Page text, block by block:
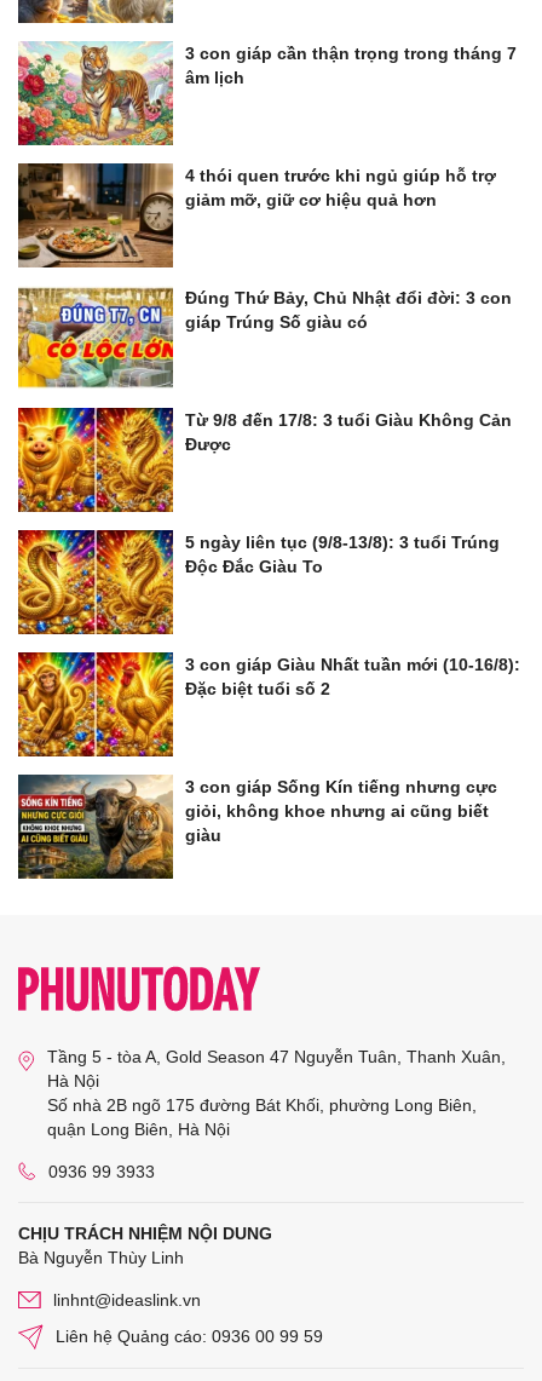
3 con giáp cần thận trọng trong tháng 7
âm lịch
4 thói quen trước khi ngủ giúp hỗ trợ
giảm mỡ, giữ cơ hiệu quả hơn
Đúng Thứ Bảy, Chủ Nhật đổi đời: 3 con
giáp Trúng Số giàu có
Từ 9/8 đến 17/8: 3 tuổi Giàu Không Cản
Được
5 ngày liên tục (9/8-13/8): 3 tuổi Trúng
Độc Đắc Giàu To
3 con giáp Giàu Nhất tuần mới (10-16/8):
Đặc biệt tuổi số 2
3 con giáp Sống Kín tiếng nhưng cực
giỏi, không khoe nhưng ai cũng biết
giàu
Tầng 5 - tòa A, Gold Season 47 Nguyễn Tuân, Thanh Xuân,
Hà Nội
Số nhà 2B ngõ 175 đường Bát Khối, phường Long Biên,
quận Long Biên, Hà Nội
0936 99 3933
CHỊU TRÁCH NHIỆM NỘI DUNG
Bà Nguyễn Thùy Linh
linhnt@ideaslink.vn
Liên hệ Quảng cáo: 0936 00 99 59